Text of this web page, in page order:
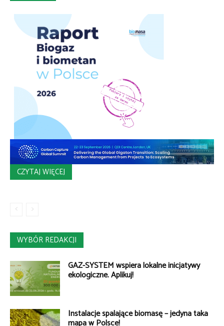
CZYTAJ WIĘCEJ
WYBÓR REDAKCJI
GAZ-SYSTEM wspiera lokalne inicjatywy
ekologiczne. Aplikuj!
Instalacje spalające biomasę – jedyna taka